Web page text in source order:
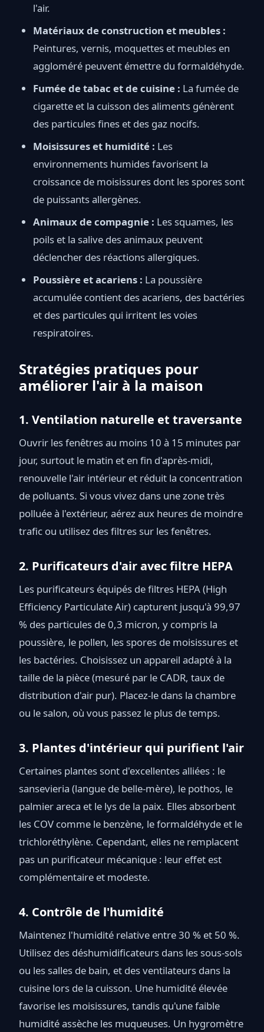
l'air.
Matériaux de construction et meubles :
Peintures, vernis, moquettes et meubles en
aggloméré peuvent émettre du formaldéhyde.
Fumée de tabac et de cuisine : La fumée de
cigarette et la cuisson des aliments génèrent
des particules fines et des gaz nocifs.
Moisissures et humidité : Les
environnements humides favorisent la
croissance de moisissures dont les spores sont
de puissants allergènes.
Animaux de compagnie : Les squames, les
poils et la salive des animaux peuvent
déclencher des réactions allergiques.
Poussière et acariens : La poussière
accumulée contient des acariens, des bactéries
et des particules qui irritent les voies
respiratoires.
Stratégies pratiques pour
améliorer l'air à la maison
1. Ventilation naturelle et traversante
Ouvrir les fenêtres au moins 10 à 15 minutes par
jour, surtout le matin et en fin d'après-midi,
renouvelle l'air intérieur et réduit la concentration
de polluants. Si vous vivez dans une zone très
polluée à l'extérieur, aérez aux heures de moindre
trafic ou utilisez des filtres sur les fenêtres.
2. Purificateurs d'air avec filtre HEPA
Les purificateurs équipés de filtres HEPA (High
Efficiency Particulate Air) capturent jusqu'à 99,97
% des particules de 0,3 micron, y compris la
poussière, le pollen, les spores de moisissures et
les bactéries. Choisissez un appareil adapté à la
taille de la pièce (mesuré par le CADR, taux de
distribution d'air pur). Placez-le dans la chambre
ou le salon, où vous passez le plus de temps.
3. Plantes d'intérieur qui purifient l'air
Certaines plantes sont d'excellentes alliées : le
sansevieria (langue de belle-mère), le pothos, le
palmier areca et le lys de la paix. Elles absorbent
les COV comme le benzène, le formaldéhyde et le
trichloréthylène. Cependant, elles ne remplacent
pas un purificateur mécanique : leur effet est
complémentaire et modeste.
4. Contrôle de l'humidité
Maintenez l'humidité relative entre 30 % et 50 %.
Utilisez des déshumidificateurs dans les sous-sols
ou les salles de bain, et des ventilateurs dans la
cuisine lors de la cuisson. Une humidité élevée
favorise les moisissures, tandis qu'une faible
humidité assèche les muqueuses. Un hygromètre